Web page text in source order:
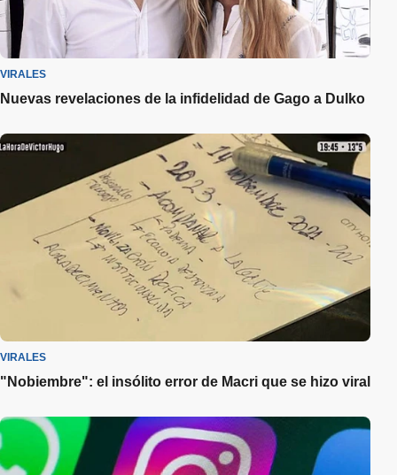
VIRALES
Nuevas revelaciones de la infidelidad de Gago a Dulko
VIRALES
"Nobiembre": el insólito error de Macri que se hizo viral